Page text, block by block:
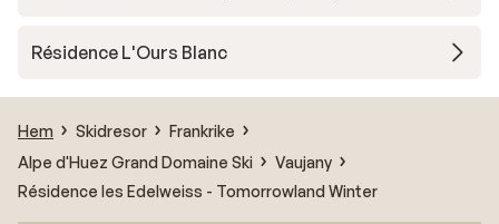
Résidence L'Ours Blanc
Hem Skidresor
Frankrike
Alpe d'Huez Grand Domaine Ski
Vaujany
Résidence les Edelweiss - Tomorrowland Winter